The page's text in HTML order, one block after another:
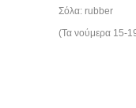
Σόλα: rubber
(Τα νούμερα 15-19